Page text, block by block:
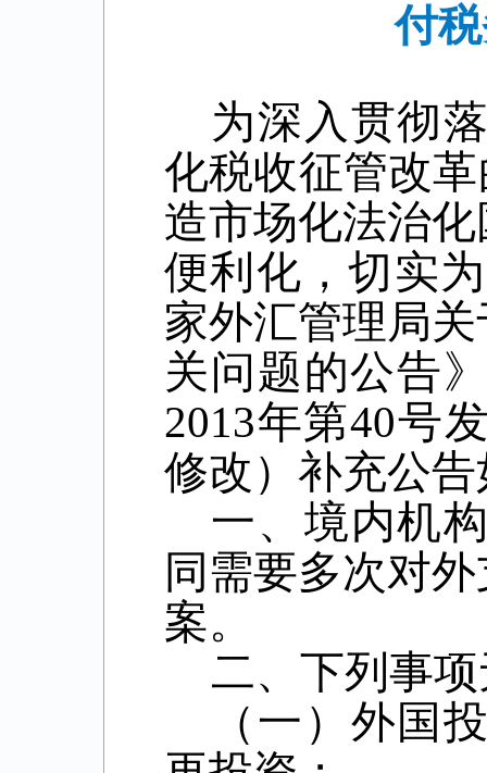
付
为深入贯彻
化税收征管改
造市场化法治
便利化，切实
家外汇管理局
关问题的公告
2013年第40号
修改）补充公
一、境内机
同需要多次对
案。
二、下列事
（一）外国